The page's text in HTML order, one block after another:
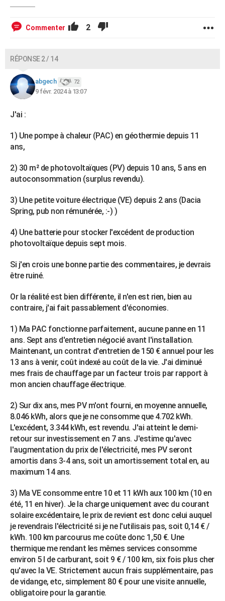
Commenter 2
RÉPONSE 2 / 14
abgech 72
9 févr. 2024 à 13:07
J'ai :
1) Une pompe à chaleur (PAC) en géothermie depuis 11
ans,
2) 30 m² de photovoltaïques (PV) depuis 10 ans, 5 ans en
autoconsommation (surplus revendu).
3) Une petite voiture électrique (VE) depuis 2 ans (Dacia
Spring, pub non rémunérée, :-) )
4) Une batterie pour stocker l'excédent de production
photovoltaïque depuis sept mois.
Si j'en crois une bonne partie des commentaires, je devrais
être ruiné.
Or la réalité est bien différente, il n'en est rien, bien au
contraire, j'ai fait passablement d'économies.
1) Ma PAC fonctionne parfaitement, aucune panne en 11
ans. Sept ans d'entretien négocié avant l'installation.
Maintenant, un contrat d'entretien de 150 € annuel pour les
13 ans à venir, coût indexé au coût de la vie. J'ai diminué
mes frais de chauffage par un facteur trois par rapport à
mon ancien chauffage électrique.
2) Sur dix ans, mes PV m'ont fourni, en moyenne annuelle,
8.046 kWh, alors que je ne consomme que 4.702 kWh.
L'excédent, 3.344 kWh, est revendu. J'ai atteint le demi-
retour sur investissement en 7 ans. J'estime qu'avec
l'augmentation du prix de l'électricité, mes PV seront
amortis dans 3-4 ans, soit un amortissement total en, au
maximum 14 ans.
3) Ma VE consomme entre 10 et 11 kWh aux 100 km (10 en
été, 11 en hiver). Je la charge uniquement avec du courant
solaire excédentaire, le prix de revient est donc celui auquel
je revendrais l'électricité si je ne l'utilisais pas, soit 0,14 € /
kWh. 100 km parcourus me coûte donc 1,50 €. Une
thermique me rendant les mêmes services consomme
environ 5 l de carburant, soit 9 € / 100 km, six fois plus cher
qu'avec la VE. Strictement aucun frais supplémentaire, pas
de vidange, etc, simplement 80 € pour une visite annuelle,
obligatoire pour la garantie.